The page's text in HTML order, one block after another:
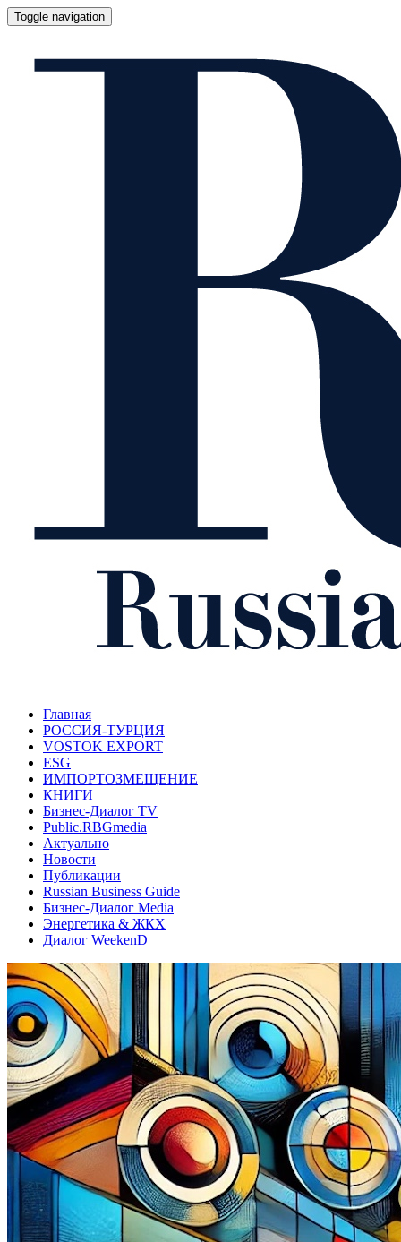
Toggle navigation
Главная
РОССИЯ-ТУРЦИЯ
VOSTOK EXPORT
ESG
ИМПОРТОЗМЕЩЕНИЕ
КНИГИ
Бизнес-Диалог TV
Public.RBGmedia
Актуально
Новости
Публикации
Russian Business Guide
Бизнес-Диалог Media
Энергетика & ЖКХ
Диалог WeekenD